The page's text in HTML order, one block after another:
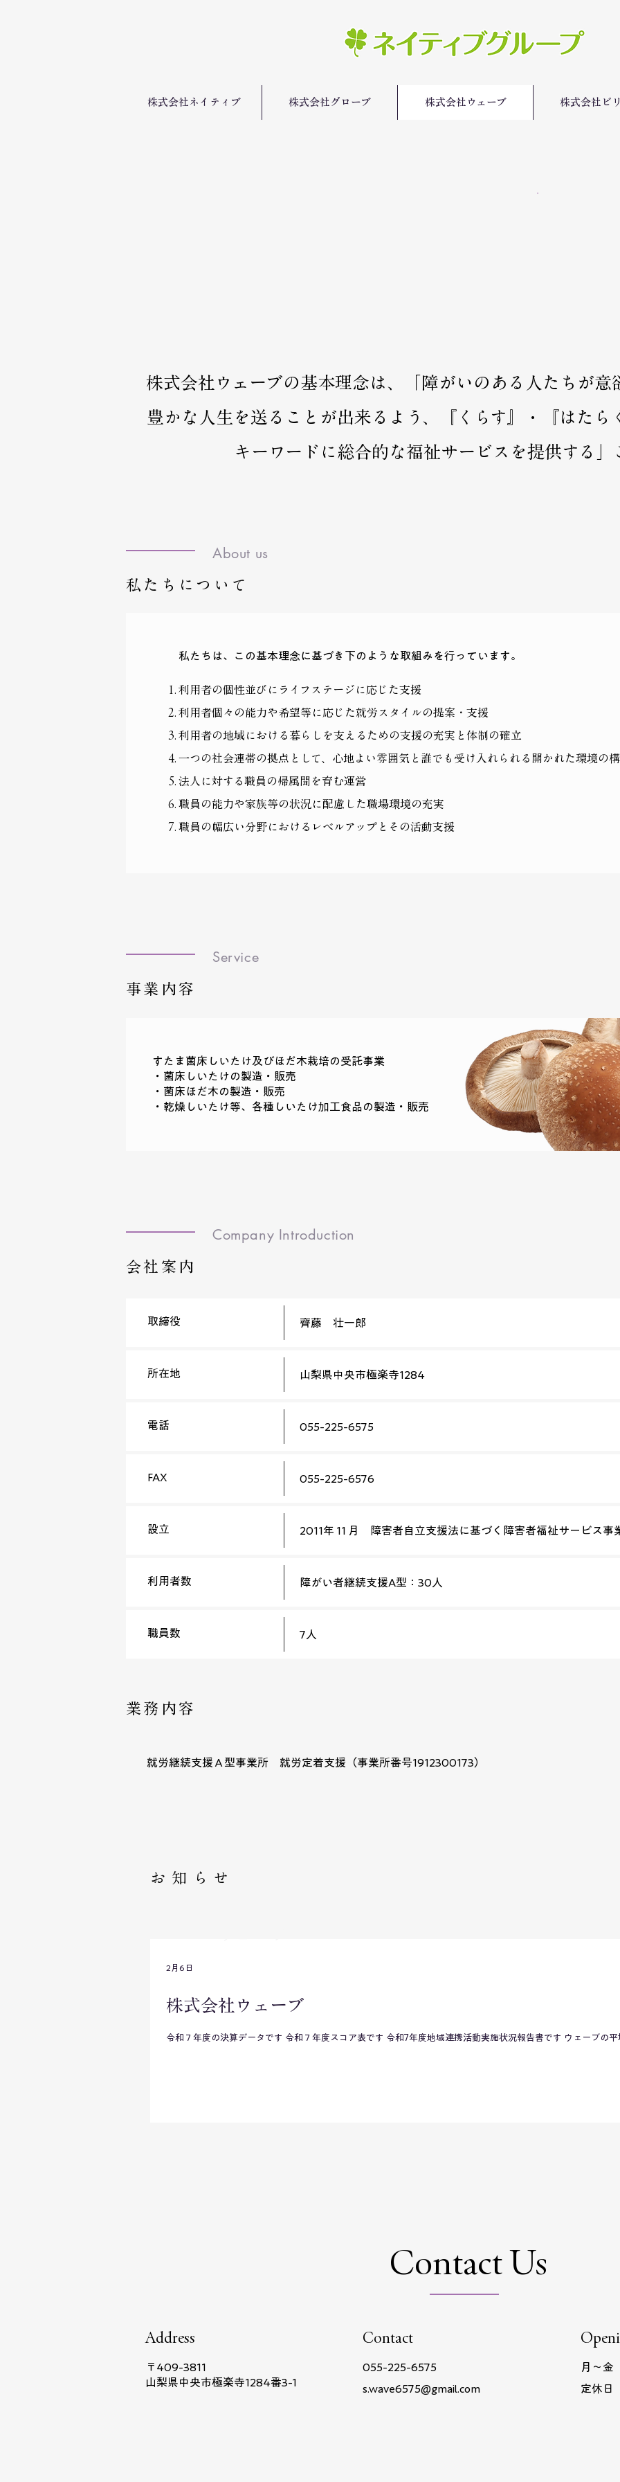
株式会社ネイティブ 株式会社グローブ 株式会社ウェーブ 株式会社ビ
株式会社ウェーブの基本理念は、「障がいのある人たちが意
豊かな人生を送ることが出来るよう、『くらす』・『はたら
キーワードに総合的な福祉サービスを提供する」
About us
私たちについて
私たちは、この基本理念に基づき下のような取組みを行っています。
利用者の個性並びにライフステージに応じた支援
利用者個々の能力や希望等に応じた就労スタイルの提案・支援
利用者の地域における暮らしを支えるための支援の充実と体制の確立
一つの社会連帯の拠点として、心地よい雰囲気と誰でも受け入れられる開かれた環境の
法人に対する職員の帰属間を育む運営
職員の能力や家族等の状況に配慮した職場環境の充実
職員の幅広い分野におけるレベルアップとその活動支援
Service
事業内容
すたま菌床しいたけ及びほだ木栽培の受託事業
・菌床しいたけの製造・販売
・菌床ほだ木の製造・販売
・乾燥しいたけ等、各種しいたけ加工食品の製造・販売
Company Introduction
会社案内
取締役 ​齊藤 壮一郎
所在地 山梨県中央市極楽寺1284
電話 055-225-6575
FAX 055-225-6576
設立 2011年 11 月 障害者自立支援法に基づく障害者福祉サービス事
利用者数 障がい者継続支援A型：30人
職員数 7人
業務内容
就労継続支援Ａ型事業所 就労定着支援（事業所番号1912300173）
お知らせ
株式会社ウェーブ
令和７年度の決算データです 令和７年度スコア表です 令和7年度地域連携活動実施状況報告書です ウェーブの
2月6日
Contact Us
Address
〒409-3811
山梨県中央市極楽寺1284番3-1
Contact
055-225-6575
s.wave6575@gmail.com
月〜金
定休日